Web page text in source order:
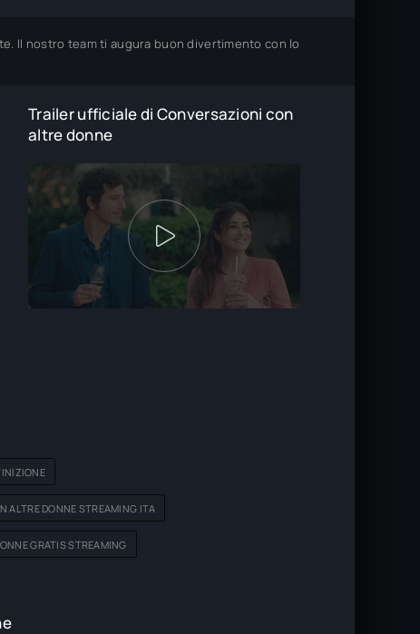
Il nostro team ti augura buon divertimento con lo
Trailer ufficiale di Conversazioni con
altre donne
ALTRE DONNE STREAMING ITA
GRATIS STREAMING